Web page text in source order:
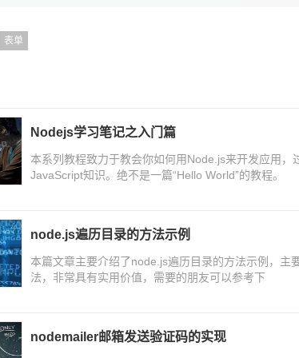
表单
Nodejs学习笔记之入门篇
本系列教程致力于教会你如何用Node.js来开发应用，
JavaScript知识。绝不是一篇“Hello World”的教程。
node.js遍历目录的方法示例
本篇文章主要介绍了node.js遍历目录的方法示例，主
法，非常具有实用价值，需要的朋友可以参考下
nodemailer邮箱发送验证码的实现